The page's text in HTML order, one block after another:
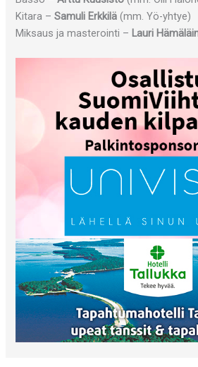
Kitara –Samuli Erkkilä(mm. Yö-yhtye)
Miksaus ja masterointi – Lauri